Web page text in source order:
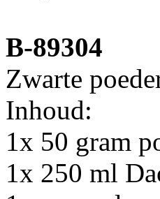
B-89304
Zwarte
Inhoud:
1x 50 gram
1x 250 ml